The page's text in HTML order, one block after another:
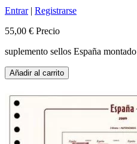
Entrar| Registrarse
55,00 € Precio
suplemento sellos España montado
Añadir al carrito